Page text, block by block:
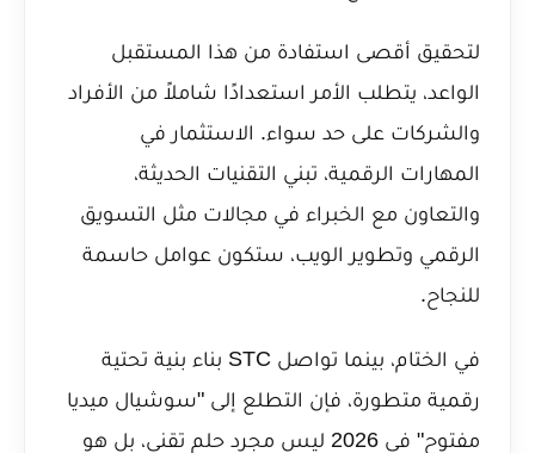
لتحقيق أقصى استفادة من هذا المستقبل
الواعد، يتطلب الأمر استعدادًا شاملاً من الأفراد
والشركات على حد سواء. الاستثمار في
المهارات الرقمية، تبني التقنيات الحديثة،
والتعاون مع الخبراء في مجالات مثل التسويق
الرقمي وتطوير الويب، ستكون عوامل حاسمة
للنجاح.
في الختام، بينما تواصل STC بناء بنية تحتية
رقمية متطورة، فإن التطلع إلى "سوشيال ميديا
مفتوح" في 2026 ليس مجرد حلم تقني، بل هو